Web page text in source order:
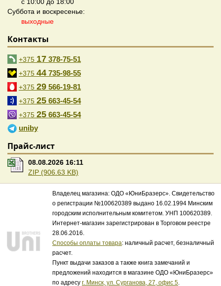
с 10:00 до 18:00
Суббота и воскресенье:
выходные
Контакты
+375 17 378-75-51
+375 44 735-98-55
+375 29 566-19-81
+375 25 663-45-54
+375 25 663-45-54
uniby
Прайс-лист
08.08.2026 16:11
ZIP (906.63 KB)
Владелец магазина: ОДО «ЮниБразерс». Свидетельство
о регистрации №100620389 выдано 16.02.1994 Минским
городским исполнительным комитетом. УНП 100620389.
Интернет-магазин зарегистрирован в Торговом реестре
28.06.2016.
Способы оплаты товара: наличный расчет, безналичный
расчет.
Пункт выдачи заказов а также книга замечаний и
предложений находится в магазине ОДО «ЮниБразерс»
по адресу г. Минск, ул. Сурганова, 27, офис 5.